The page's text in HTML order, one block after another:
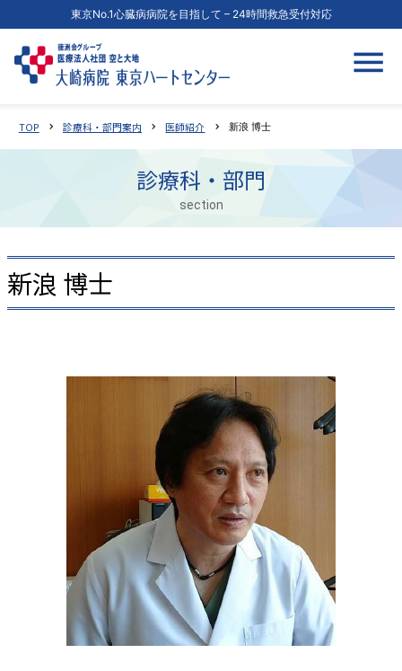
東京No.1心臓病病院を目指して – 24時間救急受付対応
TOP chevron_right 診療科・部門案内 chevron_right 医師紹介 chevron_right 新浪 博士
診療科・部門
section
新浪 博士